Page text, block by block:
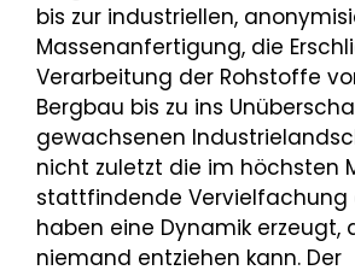
bis zur industriellen,
Massenanfertigung, die
Verarbeitung der Rohstoffe
Bergbau bis zu ins
gewachsenen
nicht zuletzt die im höchsten
stattfindende Vervielfachung
haben eine Dynamik erzeugt,
niemand entziehen kann. Der